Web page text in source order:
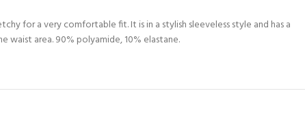
for a very comfortable fit. It is in a stylish sleeveless style and has a
area. 90% polyamide, 10% elastane.